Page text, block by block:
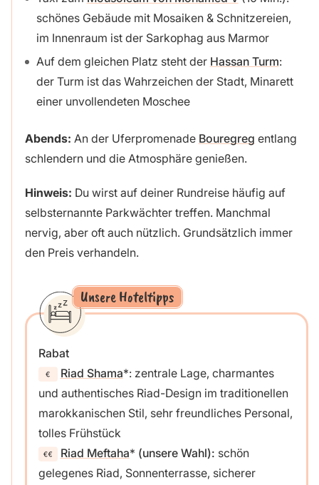
schönes Gebäude mit Mosaiken & Schnitzereien,
im Innenraum ist der Sarkophag aus Marmor
Auf dem gleichen Platz steht der Hassan Turm:
der Turm ist das Wahrzeichen der Stadt, Minarett
einer unvollendeten Moschee
Abends: An der Uferpromenade Bouregreg entlang
schlendern und die Atmosphäre genießen.
Hinweis: Du wirst auf deiner Rundreise häufig auf
selbsternannte Parkwächter treffen. Manchmal
nervig, aber oft auch nützlich. Grundsätzlich immer
den Preis verhandeln.
Unsere Hoteltipps
Rabat
Riad Shama : zentrale Lage, charmantes
und authentisches Riad-Design im traditionellen
marokkanischen Stil, sehr freundliches Personal,
tolles Frühstück
Riad Meftaha
(unsere Wahl): schön
gelegenes Riad, Sonnenterrasse, sicherer